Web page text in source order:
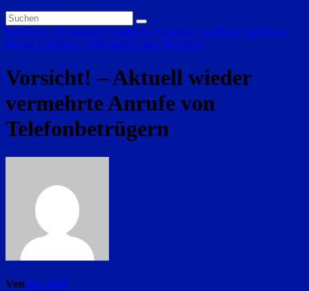
Landkreis Deggendorf Landkreis Landshut Landkreis Straubing-
Bogen Landshut Polizeimeldungen Straubing
Vorsicht! – Aktuell wieder
vermehrte Anrufe von
Telefonbetrügern
Vonred_ra24